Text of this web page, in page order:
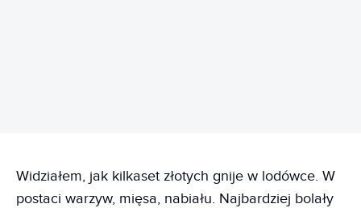
Widziałem, jak kilkaset złotych gnije w lodówce. W
postaci warzyw, mięsa, nabiału. Najbardziej bolały